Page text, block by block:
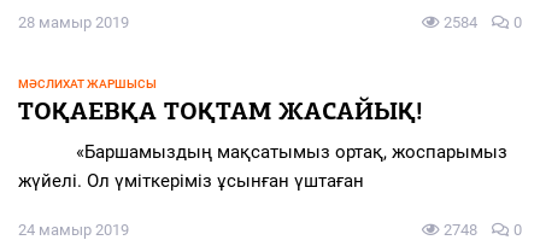
28 мамыр 2019 2584 0
МӘСЛИХАТ ЖАРШЫСЫ
ТОҚАЕВҚА ТОҚТАМ ЖАСАЙЫҚ!
«Баршамыздың мақсатымыз ортақ, жоспарымыз
жүйелі. Ол үміткеріміз ұсынған үштаған
24 мамыр 2019 2748 0